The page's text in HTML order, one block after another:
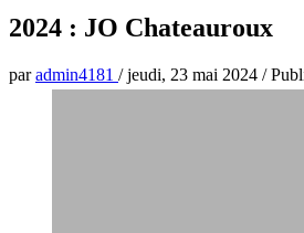
2024 : JO Chateauroux
paradmin4181 /jeudi, 23 mai 2024 /